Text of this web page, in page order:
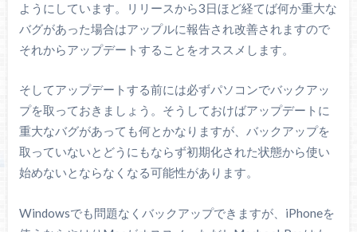
ようにしています。リリースから3日ほど経てば何か重大な
バグがあった場合はアップルに報告され改善されますので
それからアップデートすることをオススメします。
そしてアップデートする前には必ずパソコンでバックアッ
プを取っておきましょう。そうしておけばアップデートに
重大なバグがあっても何とかなりますが、バックアップを
取っていないとどうにもならず初期化された状態から使い
始めないとならなくなる可能性があります。
Windowsでも問題なくバックアップできますが、iPhoneを